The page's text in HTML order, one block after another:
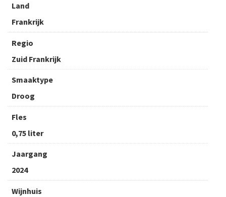
Land
Frankrijk
Regio
Zuid Frankrijk
Smaaktype
Droog
Fles
0,75 liter
Jaargang
2024
Wijnhuis